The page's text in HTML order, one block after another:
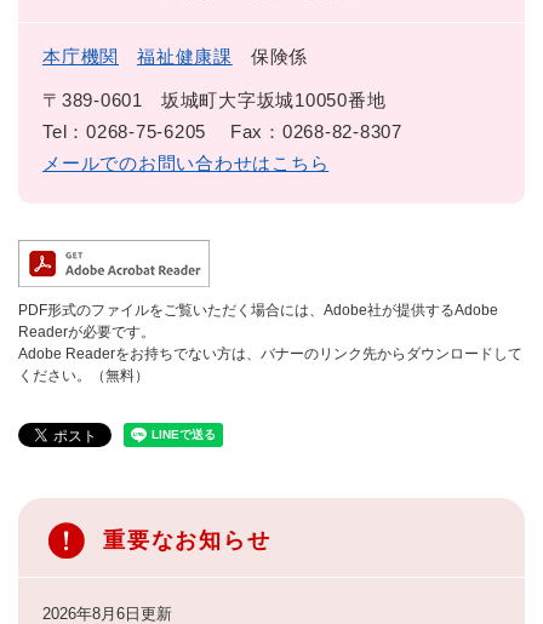
本庁機関 福祉健康課 保険係
〒389-0601
坂城町大字坂城10050番地
Tel：0268-75-6205
Fax：0268-82-8307
メールでのお問い合わせはこちら
PDF形式のファイルをご覧いただく場合には、Adobe社が提供するAdobe
Readerが必要です。
Adobe Readerをお持ちでない方は、バナーのリンク先からダウンロードして
ください。（無料）
重要なお知らせ
2026年8月6日更新